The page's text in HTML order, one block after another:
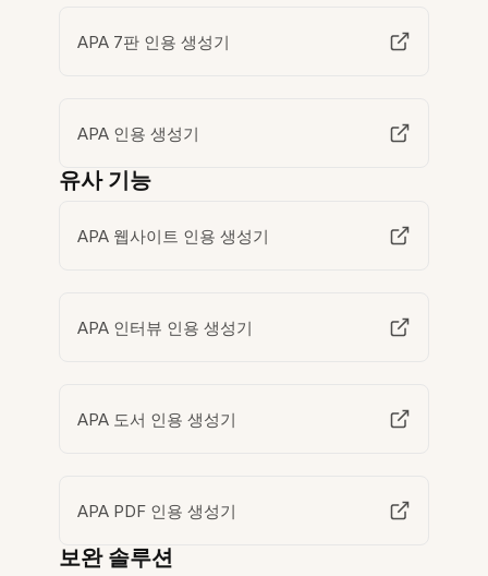
APA 7판 인용 생성기
APA 인용 생성기
유사 기능
APA 웹사이트 인용 생성기
APA 인터뷰 인용 생성기
APA 도서 인용 생성기
APA PDF 인용 생성기
보완 솔루션